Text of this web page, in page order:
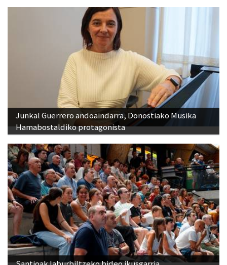
Junkal Guerrero andoaindarra, Donostiako Musika
Hamabostaldiko protagonista